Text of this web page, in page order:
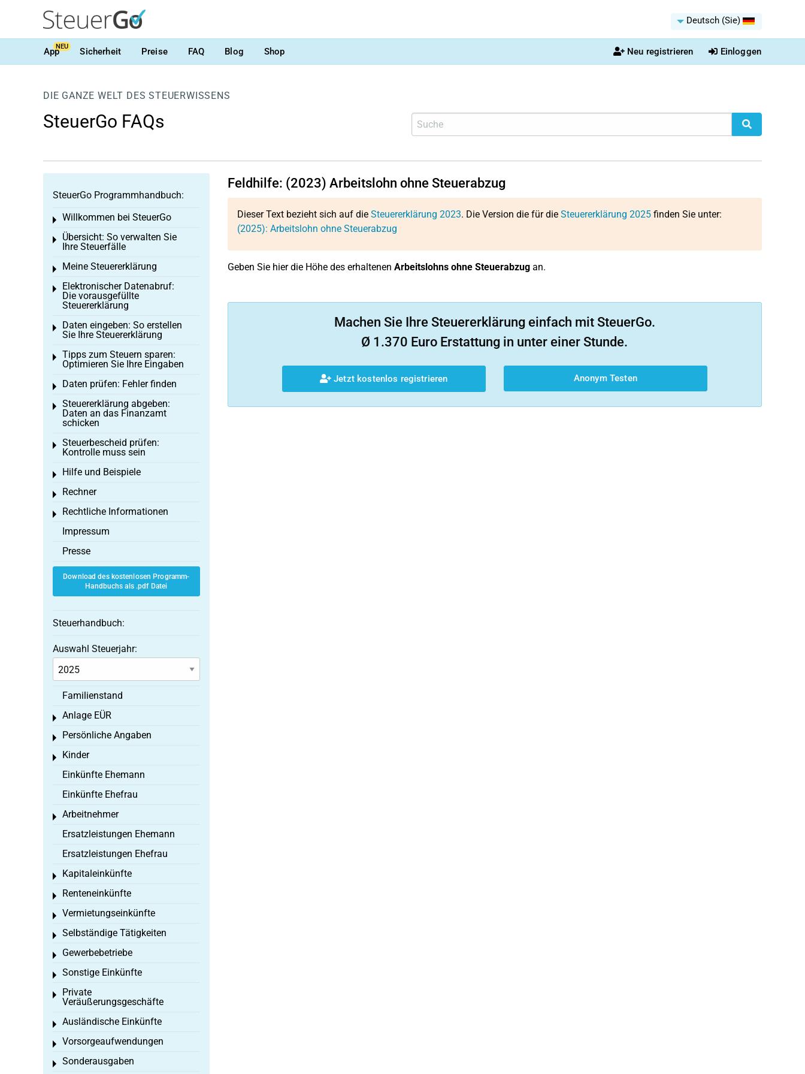
Deutsch (Sie)
AppNEU Sicherheit Preise FAQ Blog Shop Neu registrieren Einloggen
DIE GANZE WELT DES STEUERWISSENS
SteuerGo FAQs
Feldhilfe: (2023) Arbeitslohn ohne Steuerabzug
Dieser Text bezieht sich auf die Steuererklärung 2023. Die Version die für die Steuererklärung 2025finden Sie unter:
(2025): Arbeitslohn ohne Steuerabzug
Geben Sie hier die Höhe des erhaltenen Arbeitslohns ohne Steuerabzugan.
Machen Sie Ihre Steuererklärung einfach mit SteuerGo.
Ø 1.370 Euro Erstattung in unter einer Stunde.
Jetzt kostenlos registrieren Anonym Testen
SteuerGo Programmhandbuch:
Willkommen bei SteuerGo
Toggle menu
Übersicht: So verwalten Sie
Ihre Steuerfälle
Toggle menu
Meine Steuererklärung
Toggle menu
Elektronischer Datenabruf:
Die vorausgefüllte
Steuererklärung
Toggle menu
Daten eingeben: So erstellen
Sie Ihre Steuererklärung
Toggle menu
Tipps zum Steuern sparen:
Optimieren Sie Ihre Eingaben
Toggle menu
Daten prüfen: Fehler finden
Toggle menu
Steuererklärung abgeben:
Daten an das Finanzamt
schicken
Toggle menu
Steuerbescheid prüfen:
Kontrolle muss sein
Toggle menu
Hilfe und Beispiele
Toggle menu
Rechner
Toggle menu
Rechtliche Informationen
Toggle menu
Impressum
Presse
Download des kostenlosen Programm-
Handbuchs als .pdf Datei
Steuerhandbuch:
Auswahl Steuerjahr:
Familienstand
Anlage EÜR
Toggle menu
Persönliche Angaben
Toggle menu
Kinder
Toggle menu
Einkünfte Ehemann
Einkünfte Ehefrau
Arbeitnehmer
Toggle menu
Ersatzleistungen Ehemann
Ersatzleistungen Ehefrau
Kapitaleinkünfte
Toggle menu
Renteneinkünfte
Toggle menu
Vermietungseinkünfte
Toggle menu
Selbständige Tätigkeiten
Toggle menu
Gewerbebetriebe
Toggle menu
Sonstige Einkünfte
Toggle menu
Private
Veräußerungsgeschäfte
Toggle menu
Ausländische Einkünfte
Toggle menu
Vorsorgeaufwendungen
Toggle menu
Sonderausgaben
Toggle menu